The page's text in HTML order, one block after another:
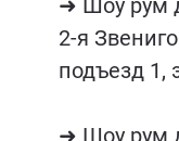
2-я
подъезд 1,
➜ Шоу рум